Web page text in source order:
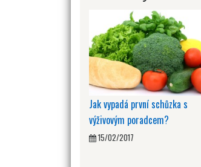
Jak vypadá první schůzka s
výživovým poradcem?
15/02/2017